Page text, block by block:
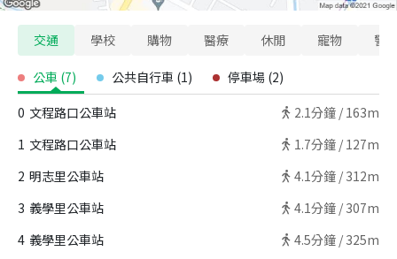
交通 學校 購物 醫療 休閒 寵物 警
公車 (7) 公共自行車 (1) 停車場 (2)
0 文程路口公車站 2.1分鐘 / 163m
1 文程路口公車站 1.7分鐘 / 127m
2 明志里公車站 4.1分鐘 / 312m
3 義學里公車站 4.1分鐘 / 307m
4 義學里公車站 4.5分鐘 / 325m